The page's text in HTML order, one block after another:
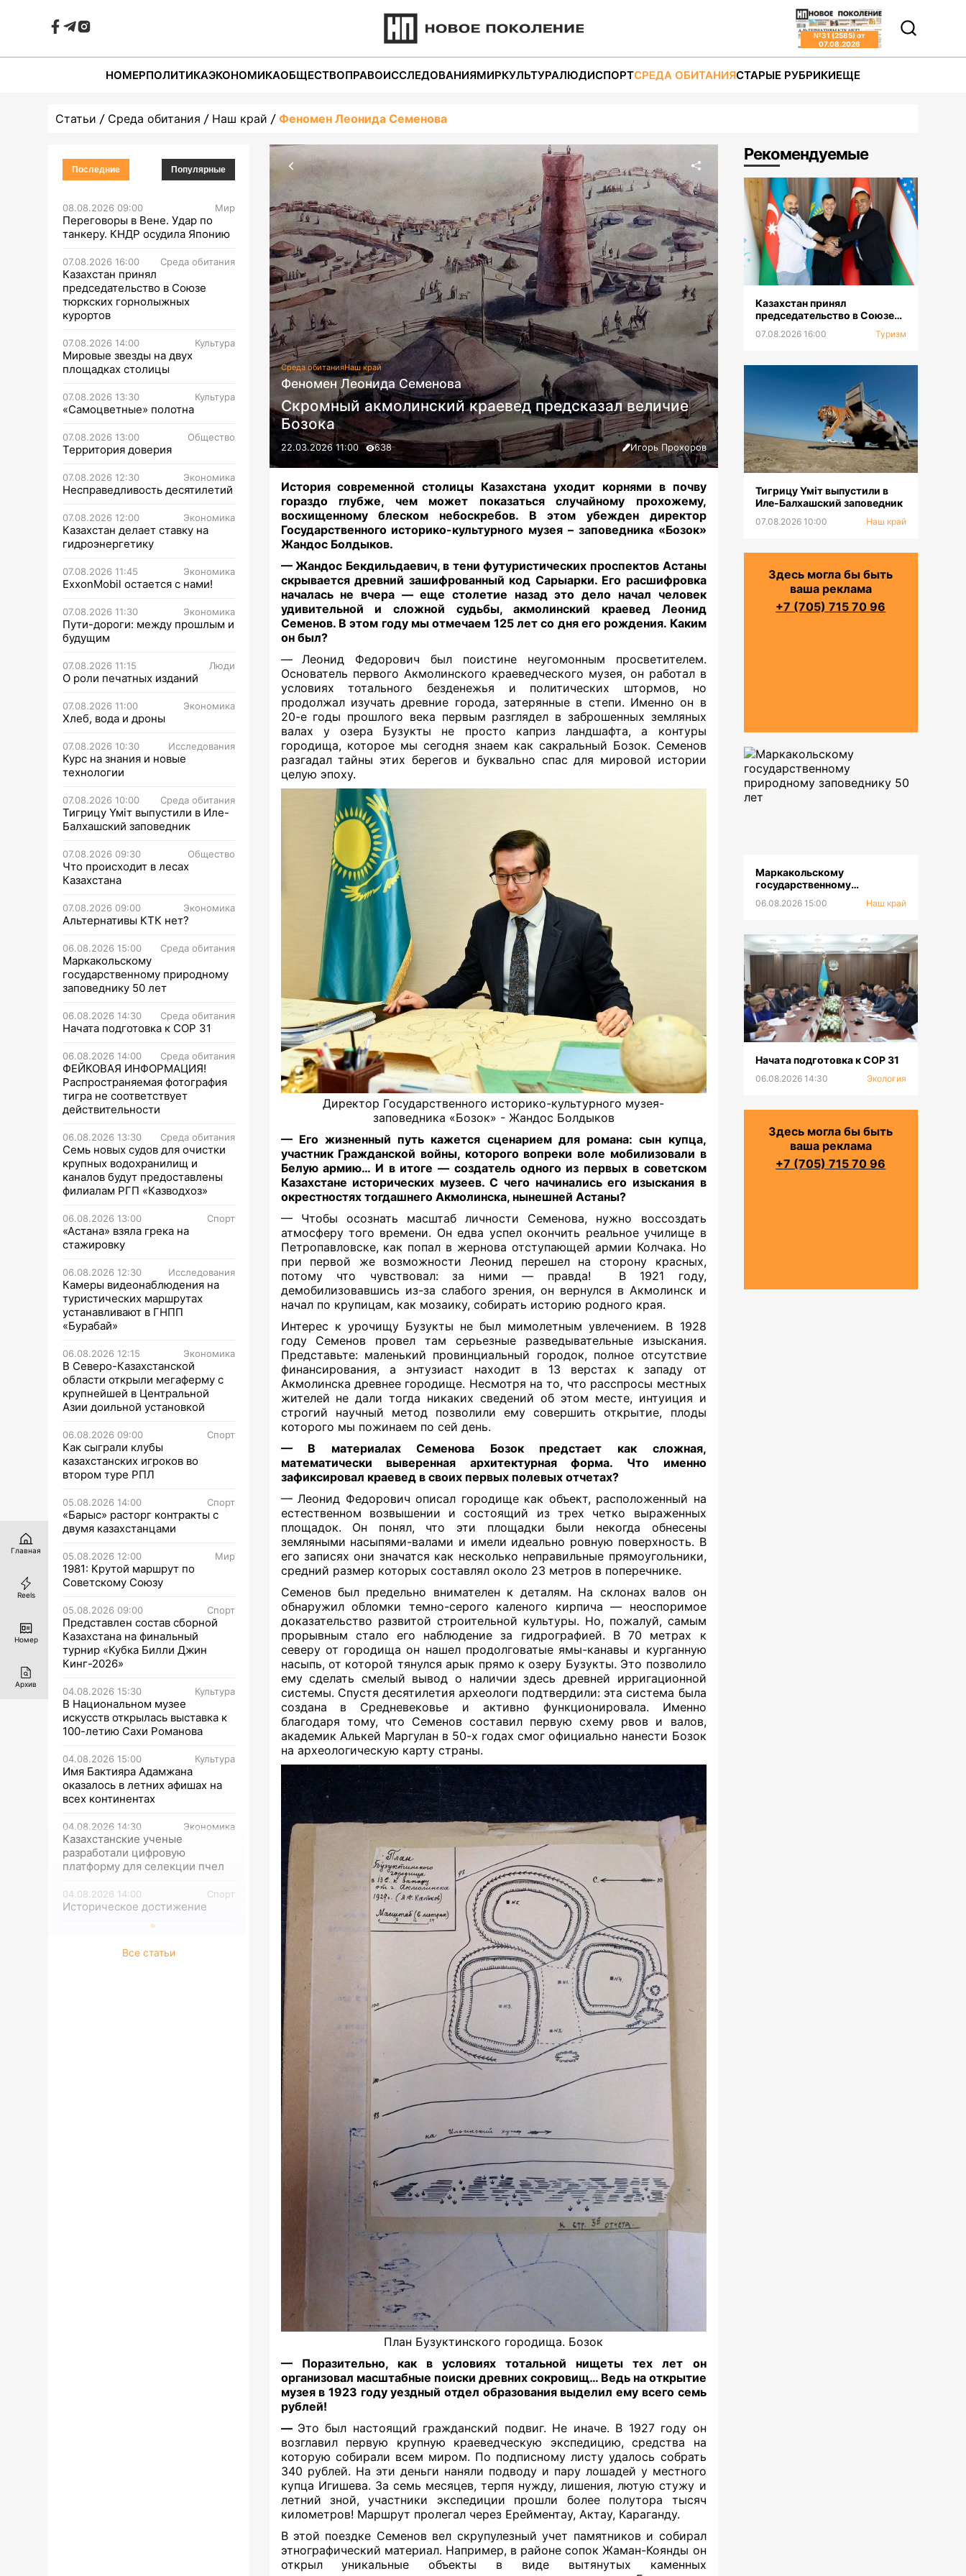
№31 (2585) от
07.08.2026
НОМЕРПОЛИТИКАЭКОНОМИКАОБЩЕСТВОПРАВОИССЛЕДОВАНИЯМИРКУЛЬТУРАЛЮДИСПОРТСРЕДА ОБИТАНИЯСТАРЫЕ РУБРИКИЕЩЕ
Статьи Среда обитания Наш край Феномен Леонида Семенова
Последние Популярные
08.08.2026 09:00 Мир
Переговоры в Вене. Удар по
танкеру. КНДР осудила Японию
07.08.2026 16:00 Среда обитания
Казахстан принял
председательство в Союзе
тюркских горнолыжных
курортов
07.08.2026 14:00 Культура
Мировые звезды на двух
площадках столицы
07.08.2026 13:30 Культура
«Самоцветные» полотна
07.08.2026 13:00 Общество
Территория доверия
07.08.2026 12:30 Экономика
Несправедливость десятилетий
07.08.2026 12:00 Экономика
Казахстан делает ставку на
гидроэнергетику
07.08.2026 11:45 Экономика
ExxonMobil остается с нами!
07.08.2026 11:30 Экономика
Пути-дороги: между прошлым и
будущим
07.08.2026 11:15 Люди
О роли печатных изданий
07.08.2026 11:00 Экономика
Хлеб, вода и дроны
07.08.2026 10:30 Исследования
Курс на знания и новые
технологии
07.08.2026 10:00 Среда обитания
Тигрицу Үміт выпустили в Иле-
Балхашский заповедник
07.08.2026 09:30 Общество
Что происходит в лесах
Казахстана
07.08.2026 09:00 Экономика
Альтернативы КТК нет?
06.08.2026 15:00 Среда обитания
Маркакольскому
государственному природному
заповеднику 50 лет
06.08.2026 14:30 Среда обитания
Начата подготовка к СОР 31
06.08.2026 14:00 Среда обитания
ФЕЙКОВАЯ ИНФОРМАЦИЯ!
Распространяемая фотография
тигра не соответствует
действительности
06.08.2026 13:30 Среда обитания
Семь новых судов для очистки
крупных водохранилищ и
каналов будут предоставлены
филиалам РГП «Казводхоз»
06.08.2026 13:00 Спорт
«Астана» взяла грека на
стажировку
06.08.2026 12:30 Исследования
Камеры видеонаблюдения на
туристических маршрутах
устанавливают в ГНПП
«Бурабай»
06.08.2026 12:15 Экономика
В Северо-Казахстанской
области открыли мегаферму с
крупнейшей в Центральной
Азии доильной установкой
06.08.2026 09:00 Спорт
Как сыграли клубы
казахстанских игроков во
втором туре РПЛ
05.08.2026 14:00 Спорт
«Барыс» расторг контракты с
двумя казахстанцами
05.08.2026 12:00 Мир
1981: Крутой маршрут по
Советскому Союзу
05.08.2026 09:00 Спорт
Представлен состав сборной
Казахстана на финальный
турнир «Кубка Билли Джин
Кинг-2026»
04.08.2026 15:30 Культура
В Национальном музее
искусств открылась выставка к
100-летию Сахи Романова
04.08.2026 15:00 Культура
Имя Бактияра Адамжана
оказалось в летних афишах на
всех континентах
04.08.2026 14:30 Экономика
Казахстанские ученые
разработали цифровую
платформу для селекции пчел
04.08.2026 14:00 Спорт
Историческое достижение
Все статьи
Среда обитанияНаш край
Феномен Леонида Семенова
Скромный акмолинский краевед предсказал величие
Бозока
22.03.2026 11:00 638 Игорь Прохоров
История современной столицы Казахстана уходит корнями в почву
гораздо глубже, чем может показаться случайному прохожему,
восхищенному блеском небоскребов. В этом убежден директор
Государственного историко-культурного музея – заповедника «Бозок»
Жандос Болдыков.
— Жандос Бекдильдаевич, в тени футуристических проспектов Астаны
скрывается древний зашифрованный код Сарыарки. Его расшифровка
началась не вчера — еще столетие назад это дело начал человек
удивительной и сложной судьбы, акмолинский краевед Леонид
Семенов. В этом году мы отмечаем 125 лет со дня его рождения. Каким
он был?
—
Леонид Федорович был поистине неугомонным просветителем.
Основатель первого Акмолинского краеведческого музея, он работал в
условиях тотального безденежья и политических штормов, но
продолжал изучать древние города, затерянные в степи. Именно он в
20-е годы прошлого века первым разглядел в заброшенных земляных
валах у озера Бузукты не просто каприз ландшафта, а контуры
городища, которое мы сегодня знаем как сакральный Бозок. Семенов
разгадал тайны этих берегов и буквально спас для мировой истории
целую эпоху.
Директор Государственного историко-культурного музея-
заповедника «Бозок» - Жандос Болдыков
— Его жизненный путь кажется сценарием для романа: сын купца,
участник Гражданской войны, которого вопреки воле мобилизовали в
Белую армию… И в итоге — создатель одного из первых в советском
Казахстане исторических музеев. С чего начинались его изыскания в
окрестностях тогдашнего Акмолинска, нынешней Астаны?
— Чтобы осознать масштаб личности Семенова, нужно воссоздать
атмосферу того времени. Он едва успел окончить реальное училище в
Петропавловске, как попал в жернова отступающей армии Колчака. Но
при первой же возможности Леонид перешел на сторону красных,
потому что чувствовал: за ними — правда! В 1921 году,
демобилизовавшись из-за слабого зрения, он вернулся в Акмолинск и
начал по крупицам, как мозаику, собирать историю родного края.
Интерес к урочищу Бузукты не был мимолетным увлечением. В 1928
году Семенов провел там серьезные разведывательные изыскания.
Представьте: маленький провинциальный городок, полное отсутствие
финансирования, а энтузиаст находит в 13 верстах к западу от
Акмолинска древнее городище. Несмотря на то, что расспросы местных
жителей не дали тогда никаких сведений об этом месте, интуиция и
строгий научный метод позволили ему совершить открытие, плоды
которого мы пожинаем по сей день.
— В материалах Семенова Бозок предстает как сложная,
математически выверенная архитектурная форма. Что именно
зафиксировал краевед в своих первых полевых отчетах?
— Леонид Федорович описал городище как объект, расположенный на
естественном возвышении и состоящий из трех четко выраженных
площадок. Он понял, что эти площадки были некогда обнесены
земляными насыпями-валами и имели идеально ровную поверхность. В
его записях они значатся как несколько неправильные прямоугольники,
средний размер которых составлял около 23 метров в поперечнике.
Семенов был предельно внимателен к деталям. На склонах валов он
обнаружил обломки темно-серого каленого кирпича — неоспоримое
доказательство развитой строительной культуры. Но, пожалуй, самым
прорывным стало его наблюдение за гидрографией. В 70 метрах к
северу от городища он нашел продолговатые ямы-канавы и курганную
насыпь, от которой тянулся арык прямо к озеру Бузукты. Это позволило
ему сделать смелый вывод о наличии здесь древней ирригационной
системы. Спустя десятилетия археологи подтвердили: эта система была
создана в Средневековье и активно функционировала. Именно
благодаря тому, что Семенов составил первую схему рвов и валов,
академик Алькей Маргулан в 50-х годах смог официально нанести Бозок
на археологическую карту страны.
План Бузуктинского городища. Бозок
— Поразительно, как в условиях тотальной нищеты тех лет он
организовал масштабные поиски древних сокровищ… Ведь на открытие
музея в 1923 году уездный отдел образования выделил ему всего семь
рублей!
— Это был настоящий гражданский подвиг. Не иначе. В 1927 году он
возглавил первую крупную краеведческую экспедицию, средства на
которую собирали всем миром. По подписному листу удалось собрать
340 рублей. На эти деньги наняли подводу и пару лошадей у местного
купца Игишева. За семь месяцев, терпя нужду, лишения, лютую стужу и
летний зной, участники экспедиции прошли более полутора тысяч
километров! Маршрут пролегал через Ерейментау, Актау, Караганду.
В этой поездке Семенов вел скрупулезный учет памятников и собирал
этнографический материал. Например, в районе сопок Жаман-Коянды он
открыл уникальные объекты в виде вытянутых каменных
Рекомендуемые
Казахстан принял
председательство в Союзе
курортов
07.08.2026 16:00 Туризм
Тигрицу Үміт выпустили в
Иле-Балхашский заповедник
07.08.2026 10:00 Наш край
Здесь могла бы быть
ваша реклама
+7 (705) 715 70 96
Маркакольскому
государственному
лет
06.08.2026 15:00 Наш край
Начата подготовка к СОР 31
06.08.2026 14:30 Экология
Здесь могла бы быть
ваша реклама
+7 (705) 715 70 96
Главная
Reels
Номер
Архив